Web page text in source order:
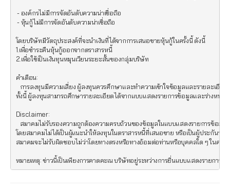
- องค์กรไม่มีการจัดอันดับความน่าเชื่อถือ
- หุ้นกู้ไม่มีการจัดอันดับความน่าเชื่อถือ
โดยบริษัทมีวัตถุประสงค์ที่จะนำเงินที่ได้จากการเสนอขายหุ้นกู้ในครั้งนี้ ดังนี้
1.เพื่อชำระคืนหุ้นกู้ออกจากตราสารหนี้
2.เพื่อใช้เป็นเงินทุนหมุนเวียนระยะสั้นของกลุ่มบริษัท
คำเตือน:
การลงทุนมีความเสี่ยง ผู้ลงทุนควรศึกษาและทำความเข้าใจข้อมูลและรายละเอี
ทั้งนี้ ผู้ลงทุนสามารถศึกษารายละเอียดได้จากแบบแสดงรายการข้อมูลและร่างหนัง
Disclaimer:
สมาคมไม่รับรองความถูกต้องความครบถ้วนของข้อมูลในแบบแสดงรายการข้อมู
โดยสมาคมไม่ได้เป็นผู้แนะนำให้ลงทุนในตราสารหนี้ที่เสนอขาย หรือเป็นผู้ประกัน
สมาคมจะไม่รับผิดชอบไม่ว่าโดยทางตรงหรือทางอ้อมต่อท่านหรือบุคคลใด ๆ ในคว
หมายเหตุ: ข่าวนี้เป็นเพียงการคาดคะเน บริษัทอยู่ระหว่างการยื่นแบบแสดงรายกา